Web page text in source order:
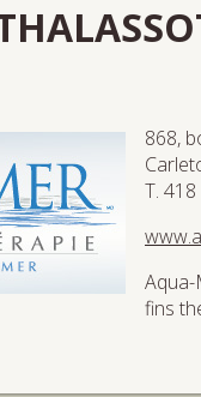
868,
T.
Aqua-
fins